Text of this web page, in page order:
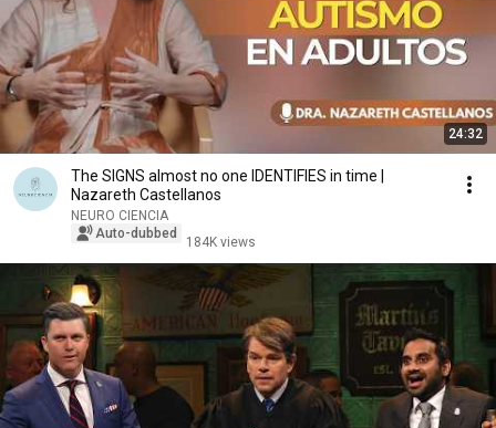
24:32
The SIGNS almost no one IDENTIFIES in time |
Nazareth Castellanos
NEURO CIENCIA
Auto-dubbed
184K views